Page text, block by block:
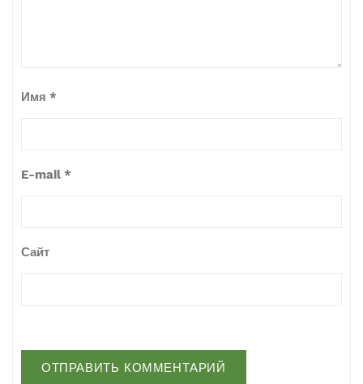
Имя *
E-mail *
Сайт